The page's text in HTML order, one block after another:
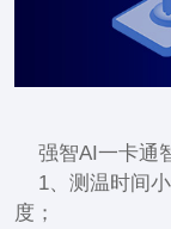
强智AI一卡通
1、测温时间小
度；